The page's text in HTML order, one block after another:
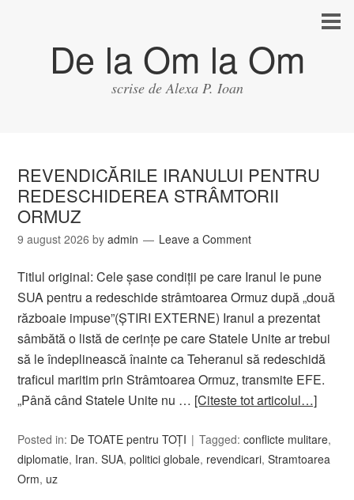
De la Om la Om
scrise de Alexa P. Ioan
REVENDICĂRILE IRANULUI PENTRU
REDESCHIDEREA STRÂMTORII
ORMUZ
9 august 2026 byadmin Leave a Comment
Titlul original: Cele șase condiții pe care Iranul le pune
SUA pentru a redeschide strâmtoarea Ormuz după „două
războaie impuse”(ȘTIRI EXTERNE) Iranul a prezentat
sâmbătă o listă de cerinţe pe care Statele Unite ar trebui
să le îndeplinească înainte ca Teheranul să redeschidă
traficul maritim prin Strâmtoarea Ormuz, transmite EFE.
„Până când Statele Unite nu … [Citeste tot articolul…]
Posted in: De TOATE pentru TOȚI Tagged:conflicte mulitare,
diplomatie, Iran. SUA,politici globale, revendicari,Stramtoarea
Orm, uz